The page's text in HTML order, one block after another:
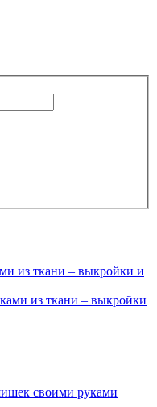
из ткани – выкройки и
своими руками